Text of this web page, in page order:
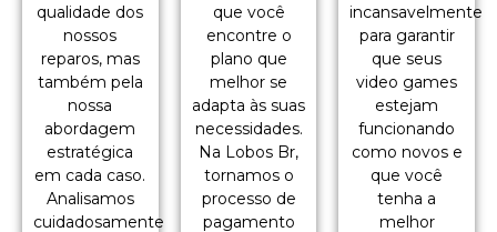
qualidade dos
nossos
reparos, mas
também pela
nossa
abordagem
estratégica
em cada caso.
Analisamos
cuidadosamente
que você
encontre o
plano que
melhor se
adapta às suas
necessidades.
Na Lobos Br,
tornamos o
processo de
pagamento
incansavelmente
para garantir
que seus
video games
estejam
funcionando
como novos e
que você
tenha a
melhor